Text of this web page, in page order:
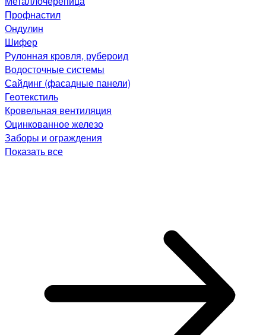
Профнастил
Ондулин
Шифер
Рулонная кровля, рубероид
Водосточные системы
Сайдинг (фасадные панели)
Геотекстиль
Кровельная вентиляция
Оцинкованное железо
Заборы и ограждения
Показать все